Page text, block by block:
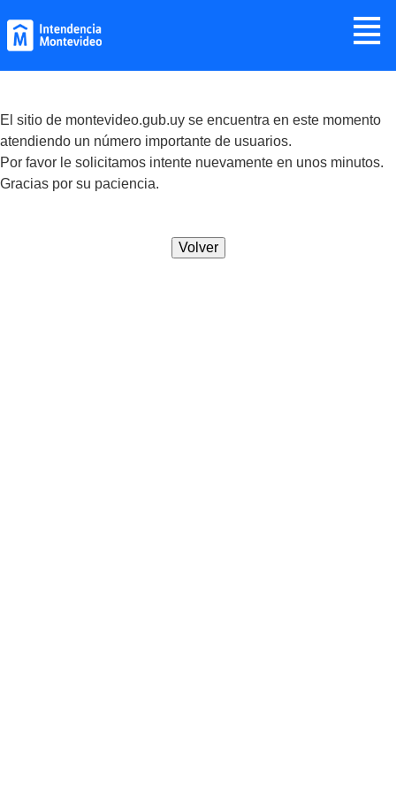
≣
El sitio de montevideo.gub.uy se encuentra en este momento
atendiendo un número importante de usuarios.
Por favor le solicitamos intente nuevamente en unos minutos.
Gracias por su paciencia.
Volver